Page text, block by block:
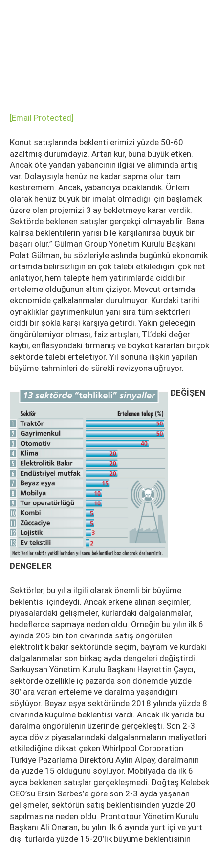
[email Protected]
Konut satışlarında beklentilerimizi yüzde 50-60
azaltmış durumdayız. Artan kur, buna büyük etken.
Ancak öte yandan yabancının ilgisi ve alımında artış
var. Dolayısıyla henüz ne kadar sapma olur tam
kestiremem. Ancak, yabancıya odaklandık. Önlem
olarak henüz büyük bir imalat olmadığı için başlamak
üzere olan projemizi 3 ay bekletmeye karar verdik.
Sektörde beklenen satışlar gerçekçi olmayabilir. Bana
kalırsa beklentilerin yarısı bile karşılanırsa büyük bir
başarı olur.” Gülman Group Yönetim Kurulu Başkanı
Polat Gülman, bu sözleriyle aslında bugünkü ekonomik
ortamda belirsizliğin en çok talebi etkilediğini çok net
anlatıyor, hem talepte hem yatırımlarda ciddi bir
erteleme olduğunun altını çiziyor. Mevcut ortamda
ekonomide çalkalanmalar durulmuyor. Kurdaki tarihi
oynaklıklar gayrimenkulün yanı sıra tüm sektörleri
ciddi bir şokla karşı karşıya getirdi. Yakın geleceğin
öngörülemiyor olması, faiz artışları, TL’deki değer
kaybı, enflasyondaki tırmanış ve boykot kararları birçok
sektörde talebi erteletiyor. Yıl sonuna ilişkin yapılan
büyüme tahminleri de sürekli revizyona uğruyor.
DEĞİŞEN
DENGELER
Sektörler, bu yılla ilgili olarak önemli bir büyüme
beklentisi içindeydi. Ancak erkene alınan seçimler,
piyasalardaki gelişmeler, kurlardaki dalgalanmalar,
hedeflerde sapmaya neden oldu. Örneğin bu yılın ilk 6
ayında 205 bin ton civarında satış öngörülen
elektrolitik bakır sektöründe seçim, bayram ve kurdaki
dalgalanmalar son birkaç ayda dengeleri değiştirdi.
Sarkuysan Yönetim Kurulu Başkanı Hayrettin Çaycı,
sektörde özellikle iç pazarda son dönemde yüzde
30’lara varan erteleme ve daralma yaşandığını
söylüyor. Beyaz eşya sektöründe 2018 yılında yüzde 8
civarında küçülme beklentisi vardı. Ancak ilk yarıda bu
daralma öngörülenin üzerinde gerçekleşti. Son 2-3
ayda döviz piyasalarındaki dalgalanmaların maliyetleri
etkilediğine dikkat çeken Whirlpool Corporation
Türkiye Pazarlama Direktörü Aylin Alpay, daralmanın
da yüzde 15 olduğunu söylüyor. Mobilyada da ilk 6
ayda beklenen satışlar gerçekleşmedi. Doğtaş Kelebek
CEO’su Ersin Serbes’e göre son 2-3 ayda yaşanan
gelişmeler, sektörün satış beklentisinden yüzde 20
sapılmasına neden oldu. Prontotour Yönetim Kurulu
Başkanı Ali Onaran, bu yılın ilk 6 ayında yurt içi ve yurt
dışı turlarda yüzde 15-20’lik büyüme beklentisinin